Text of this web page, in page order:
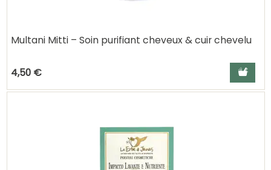
Multani Mitti – Soin purifiant cheveux & cuir chevelu
4,50 € Ajouter